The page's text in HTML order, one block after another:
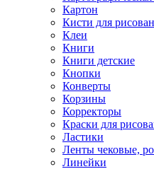
Картон
Кисти для
Клеи
Книги
Книги детские
Кнопки
Конверты
Корзины
Корректоры
Краски для
Ластики
Ленты чековые,
Линейки